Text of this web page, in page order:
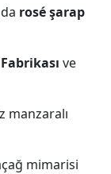
rosé şarap
ve
manzaralı
mimarisi